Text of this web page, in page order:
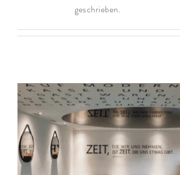
WISSENSWERTES
geschrieben.